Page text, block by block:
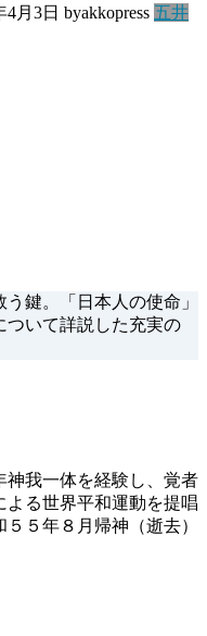
4月3日 byakkopress 五井
鍵。「日本人の使命」
ついて詳説した充実の
神我一体を経験し、覚者
よる世界平和運動を提唱
５年８月帰神（逝去）